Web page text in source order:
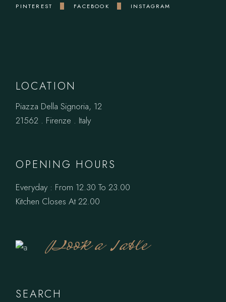
PINTEREST FACEBOOK INSTAGRAM
LOCATION
Piazza Della Signoria, 12
21562 . Firenze . Italy
OPENING HOURS
Everyday : From 12.30 To 23.00
Kitchen Closes At 22.00
Book a Table
SEARCH